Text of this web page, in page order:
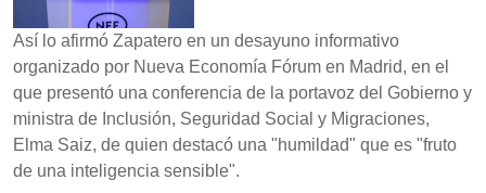
Así lo afirmó Zapatero en un desayuno informativo
organizado por Nueva Economía Fórum en Madrid, en el
que presentó una conferencia de la portavoz del Gobierno y
ministra de Inclusión, Seguridad Social y Migraciones,
Elma Saiz, de quien destacó una "humildad" que es "fruto
de una inteligencia sensible".